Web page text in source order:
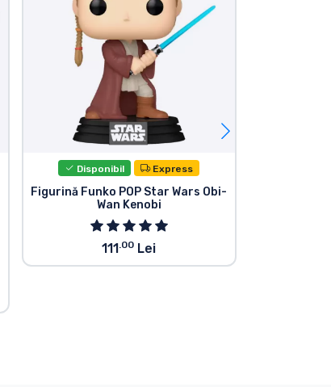
Disponibil Express
Figurină Funko POP Star Wars Obi-
Wan Kenobi
111 .00 Lei